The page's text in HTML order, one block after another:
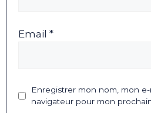
Email *
Enregistrer mon nom, mon
navigateur pour mon